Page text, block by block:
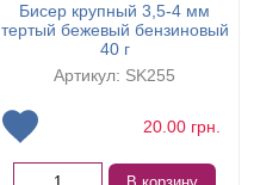
Бисер крупный 3,5-4 мм
тертый бежевый бензиновый
40 г
Артикул: SK255
20.00 грн.